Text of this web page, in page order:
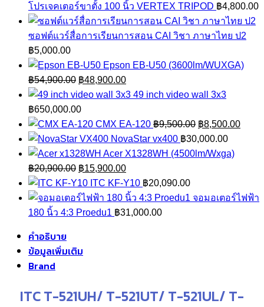
โปรเจคเตอร์ขาตั้ง 100 นิ้ว VERTEX TRIPOD ฿4,800.00
ซอฟต์แวร์สื่อการเรียนการสอน CAI วิชา ภาษาไทย ป2
฿5,000.00
Epson EB-U50 (3600lm/WUXGA)
฿54,900.00 Original
price
was:
฿54,900.00.
฿48,900.00Current
price
฿48,900.00.
49 inch video wall 3x3
฿650,000.00
CMX EA-120 ฿9,500.00 Original
price
was:
฿8,500.00
NovaStar vx400 ฿30,000.00
Acer X1328WH (4500lm/Wxga)
฿20,900.00 Original
price
was:
฿20,900.00.
฿15,900.00Current
price
is:
฿15,900.00.
ITC KF-Y10 ฿20,090.00
จอมอเตอร์ไฟฟ้า
180 นิ้ว 4:3 Proedu1 ฿31,000.00
คำอธิบาย
ข้อมูลเพิ่มเติม
Brand
ITC T-521UH/ T-521UT/ T-521UL/ T-